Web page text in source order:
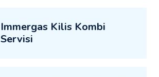
Immergas Kilis Kombi
Servisi